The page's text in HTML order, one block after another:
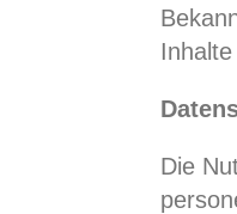
Die